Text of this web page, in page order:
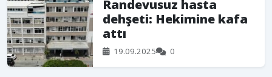
Randevusuz hasta
dehşeti: Hekimine kafa
attı
19.09.2025 0